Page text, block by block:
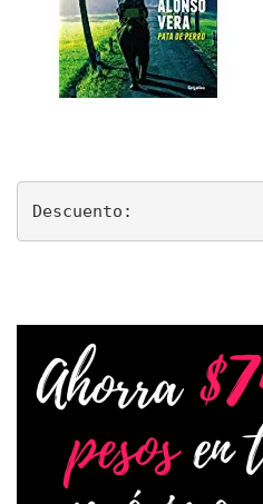
Descuento: